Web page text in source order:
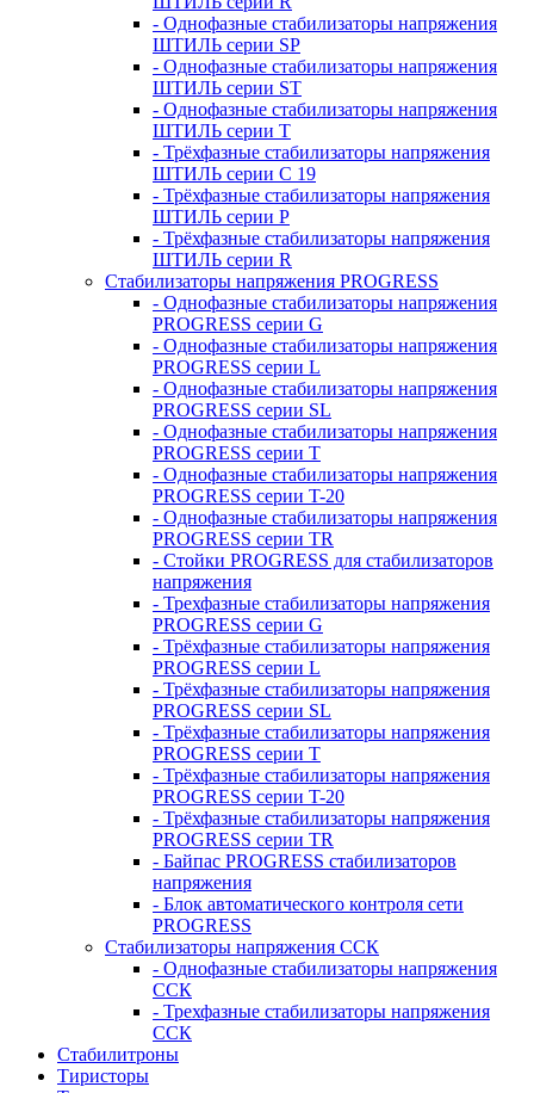
- Однофазные стабилизаторы напряжения
ШТИЛЬ серии SP
- Однофазные стабилизаторы напряжения
ШТИЛЬ серии ST
- Однофазные стабилизаторы напряжения
ШТИЛЬ серии T
- Трёхфазные стабилизаторы напряжения
ШТИЛЬ серии C 19
- Трёхфазные стабилизаторы напряжения
ШТИЛЬ серии P
- Трёхфазные стабилизаторы напряжения
ШТИЛЬ серии R
Стабилизаторы напряжения PROGRESS
- Однофазные стабилизаторы напряжения
PROGRESS серии G
- Однофазные стабилизаторы напряжения
PROGRESS серии L
- Однофазные стабилизаторы напряжения
PROGRESS серии SL
- Однофазные стабилизаторы напряжения
PROGRESS серии T
- Однофазные стабилизаторы напряжения
PROGRESS серии T-20
- Однофазные стабилизаторы напряжения
PROGRESS серии TR
- Стойки PROGRESS для стабилизаторов
напряжения
- Трехфазные стабилизаторы напряжения
PROGRESS серии G
- Трёхфазные стабилизаторы напряжения
PROGRESS серии L
- Трёхфазные стабилизаторы напряжения
PROGRESS серии SL
- Трёхфазные стабилизаторы напряжения
PROGRESS серии T
- Трёхфазные стабилизаторы напряжения
PROGRESS серии T-20
- Трёхфазные стабилизаторы напряжения
PROGRESS серии TR
- Байпас PROGRESS стабилизаторов
напряжения
- Блок автоматического контроля сети
PROGRESS
Стабилизаторы напряжения ССК
- Однофазные стабилизаторы напряжения
ССК
- Трехфазные стабилизаторы напряжения
ССК
Стабилитроны
Тиристоры